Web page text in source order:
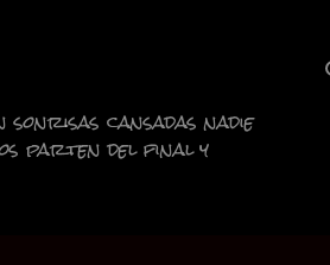
cansadas nadie
parten del final y